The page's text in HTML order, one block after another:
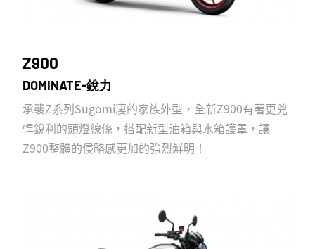
Z900
DOMINATE-銳力
承襲Z系列Sugomi凄的家族外型，全新Z900有著更兇
悍銳利的頭燈線條，搭配新型油箱與水箱護罩，讓
Z900整體的侵略感更加的強烈鮮明！